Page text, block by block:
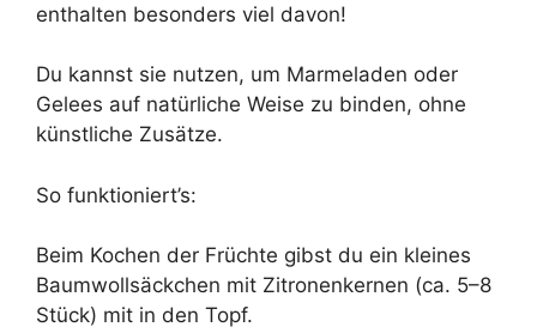
enthalten besonders viel davon!
Du kannst sie nutzen, um Marmeladen oder
Gelees auf natürliche Weise zu binden, ohne
künstliche Zusätze.
So funktioniert’s:
Beim Kochen der Früchte gibst du ein kleines
Baumwollsäckchen mit Zitronenkernen (ca. 5–8
Stück) mit in den Topf.